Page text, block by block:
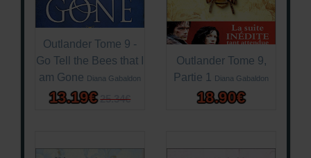
Outlander Tome 9 -
Go Tell the Bees that I
am Gone Diana Gabaldon
13.19€ 25.34€
Outlander Tome 9,
Partie 1
Diana Gabaldon
18.90€